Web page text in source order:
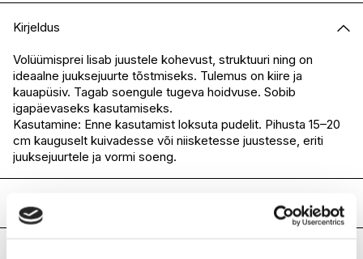
I.L.U. Kristiine
I.L.U. Ülemiste
Saadaval
I.L.U. Rocca
Saadaval
I.L.U. Lõunakeskus
Saadaval
I.L.U. Pärnu
Saadaval
Kirjeldus
Volüümisprei lisab juustele kohevust, struktuuri ning on
ideaalne juuksejuurte tõstmiseks. Tulemus on kiire ja
kauapüsiv. Tagab soengule tugeva hoidvuse. Sobib
igapäevaseks kasutamiseks.
Kasutamine: Enne kasutamist loksuta pudelit. Pihusta 15–20
cm kauguselt kuivadesse või niisketesse juustesse, eriti
juuksejuurtele ja vormi soeng.
Koostis